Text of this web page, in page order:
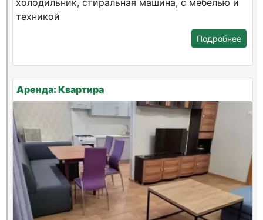
холодильник, стиральная машина, с мебелью и
техникой
Подробнее
Аренда: Квартира